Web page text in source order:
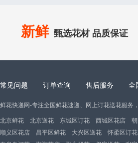
新鲜 甄选花材 品质保证
常见问题 订单查询 售后服务 全
鲜花快递网-专注全国鲜花速递、网上订花送花服务
北京鲜花 北京送花 东城区订花 西城区花店
顺义区花店
昌平区鲜花 大兴区送花 怀柔区订花